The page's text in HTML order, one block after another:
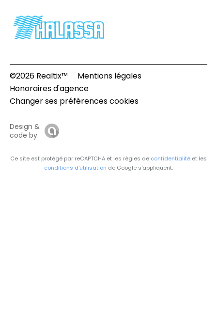
©2026 Realtix™
Mentions légales
Honoraires d'agence
Changer ses préférences cookies
Design &
code by
Ce site est protégé par reCAPTCHA et les règles de confidentialité et les
conditions d'utilisation de Google s'appliquent.